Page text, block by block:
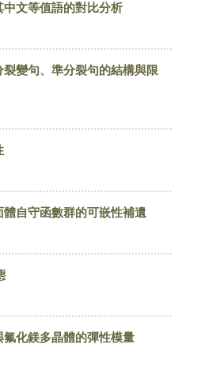
中文等值語的對比分析
裂變句、準分裂句的結構與限
體自守函數群的可嵌性補遺
氟化鎂多晶體的彈性模量